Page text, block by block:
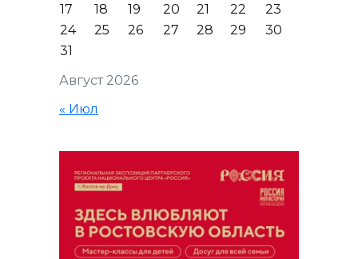
Август 2026
17
18 19 20 21 22
23
24
25 26 27 28 29
30
31
« Июл